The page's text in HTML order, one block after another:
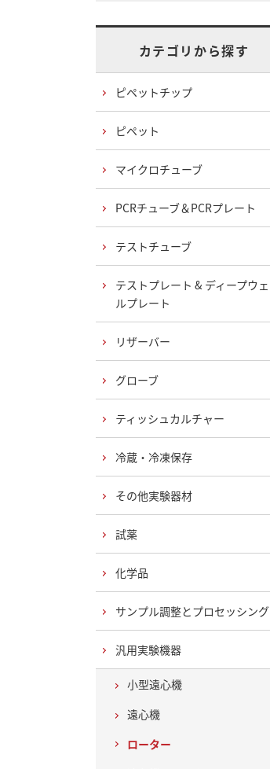
カテゴリから探す
ピペットチップ
ピペット
マイクロチューブ
PCRチューブ＆PCRプレート
テストチューブ
テストプレート & ディープウェ
ルプレート
リザーバー
グローブ
ティッシュカルチャー
冷蔵・冷凍保存
その他実験器材
試薬
化学品
サンプル調整とプロセッシング
汎用実験機器
小型遠心機
遠心機
ローター